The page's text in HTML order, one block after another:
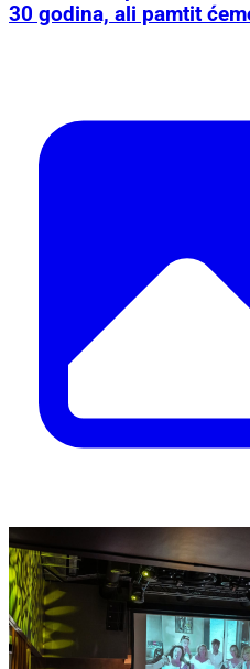
30 godina, ali pamtit